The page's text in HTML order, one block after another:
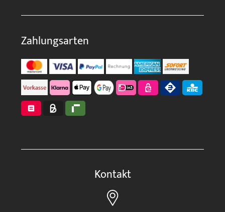
Zahlungsarten
Kontakt